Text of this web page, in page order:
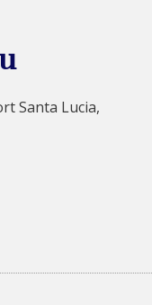
Santa Lucia,